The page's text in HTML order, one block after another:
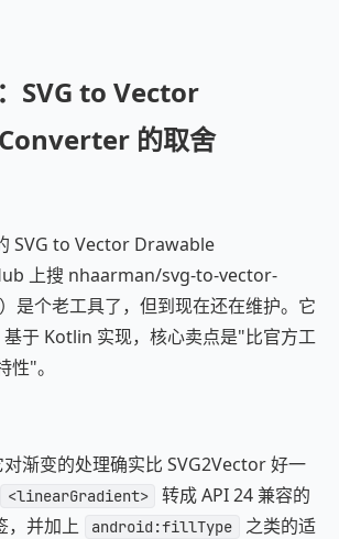
SVG to Vector
的取舍
SVG to Vector Drawable
上搜 nhaarman/svg-to-vector-
是个老工具了，但到现在还在维护。它
于 Kotlin 实现，核心卖点是"比官方工
性"。
渐变的处理确实比 SVG2Vector 好一
<linearGradient> 转成 API 24 兼容的
，并加上 android:fillType
之类的适